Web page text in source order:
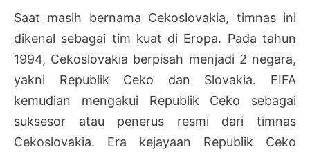
Saat masih bernama Cekoslovakia, timnas ini
dikenal sebagai tim kuat di Eropa. Pada tahun
1994, Cekoslovakia berpisah menjadi 2 negara,
yakni Republik Ceko dan Slovakia. FIFA
kemudian mengakui Republik Ceko sebagai
suksesor atau penerus resmi dari timnas
Cekoslovakia. Era kejayaan Republik Ceko